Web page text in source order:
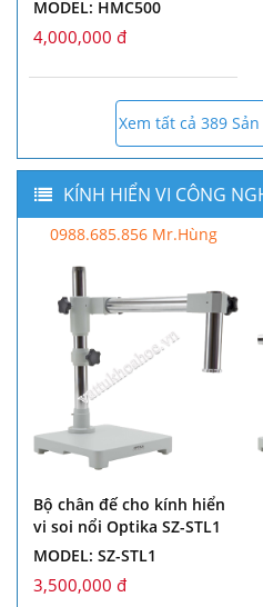
MODEL: HMC500
4,000,000 đ
Xem tất cả 389
KÍNH HIỂN VI CÔNG
0988.685.856 Mr.Hùng
Bộ chân đế cho kính hiển
vi soi nổi Optika SZ-STL1
MODEL: SZ-STL1
3,500,000 đ